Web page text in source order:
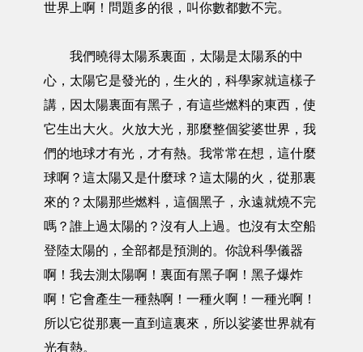
世界上啊！問題多的很，叫你數都數不完。
我們曉得太陽系裏面，太陽是太陽系的中
心，太陽它是發光的，生火的，科學家就這樣子
講，因太陽裏面有黑子，有這些燃料的東西，使
它生出大火。火放大光，那麼整個娑婆世界，我
們的地球才有光，才有熱。我常常在想，這什麼
球啊？這太陽又是什麼球？這太陽的火，從那裏
來的？太陽那些燃料，這個黑子，永遠就燒不完
嗎？誰上過太陽的？沒有人上過。也沒有太空船
登陸太陽的，全部都是預測的。你說科學儀器
啊！我去測太陽啊！裏面有黑子啊！黑子爆炸
啊！它會產生一種熱啊！一種火啊！一種光啊！
所以它從那裏一直到這裏來，所以娑婆世界就有
光有熱。